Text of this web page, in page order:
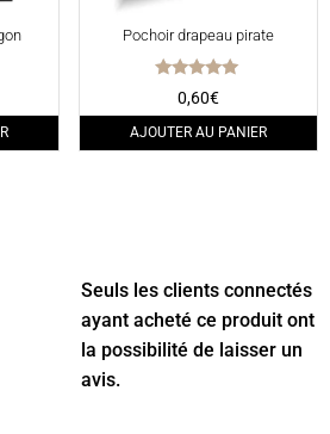
Pochoir drapeau pirate
Note
5.00
sur 5
0,60€
AJOUTER AU PANIER
Seuls les clients connectés
ayant acheté ce produit ont
la possibilité de laisser un
avis.